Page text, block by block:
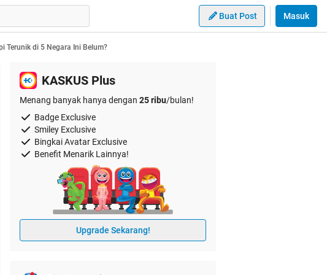
Buat Post Masuk
Terunik di 5 Negara Ini Belum?
KASKUS Plus
Menang banyak hanya dengan 25 ribu/bulan!
Badge Exclusive
Smiley Exclusive
Bingkai Avatar Exclusive
Benefit Menarik Lainnya!
Upgrade Sekarang!